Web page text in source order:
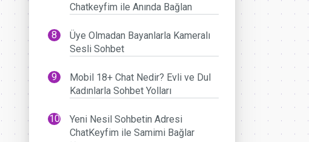
Chatkeyfim ile Anında Bağlan
Üye Olmadan Bayanlarla Kameralı
Sesli Sohbet
Mobil 18+ Chat Nedir? Evli ve Dul
Kadınlarla Sohbet Yolları
Yeni Nesil Sohbetin Adresi
ChatKeyfim ile Samimi Bağlar